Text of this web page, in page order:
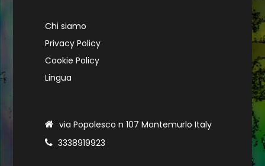
Chi siamo
Privacy Policy
Cookie Policy
Lingua
via Popolesco n 107 Montemurlo Italy
3338919923